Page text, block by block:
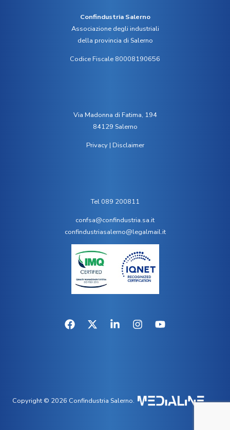
Confindustria Salerno
Associazione degli industriali
della provincia di Salerno
Codice Fiscale 80008190656
Via Madonna di Fatima, 194
84129 Salerno
Privacy| Disclaimer
Tel 089 200811
confsa@confindustria.sa.it
confindustriasalerno@legalmail.it
Copyright © 2026 Confindustria Salerno.